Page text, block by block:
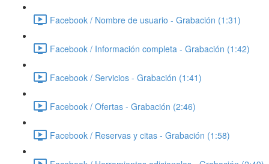
Facebook / Nombre de usuario - Grabación (1:31)
Facebook / Información completa - Grabación (1:42)
Facebook / Servicios - Grabación (1:41)
Facebook / Ofertas - Grabación (2:46)
Facebook / Reservas y citas - Grabación (1:58)